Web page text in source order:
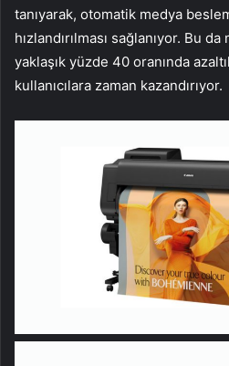
tanıyarak, otomatik medya
hızlandırılması sağlanıyor. Bu
yaklaşık yüzde 40 oranında
kullanıcılara zaman kazandırıyor.